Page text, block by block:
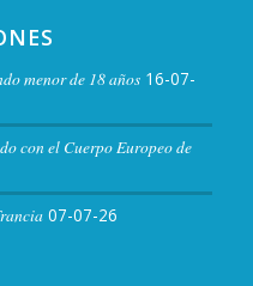
menor de 18 años 16-07-
con el Cuerpo Europeo de
07-07-26